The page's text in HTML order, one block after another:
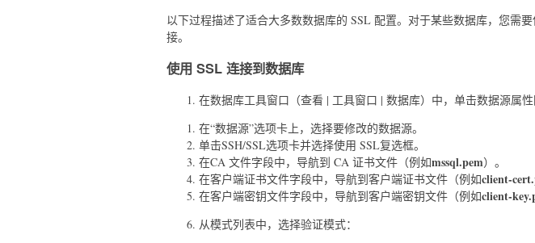
以下过程描述了适合大多数数据库的 SSL 配置。对于某些数据库，您需
接。
使用 SSL 连接到数据库
在数据库工具窗口（查看 | 工具窗口 | 数据库）中，单击数据源属
在“数据源”选项卡上，选择要修改的数据源。
单击SSH/SSL选项卡并选择使用 SSL复选框。
在CA 文件字段中，导航到 CA 证书文件（例如mssql.pem）。
在客户端证书文件字段中，导航到客户端证书文件（例如client-
在客户端密钥文件字段中，导航到客户端密钥文件（例如client-
从模式列表中，选择验证模式：